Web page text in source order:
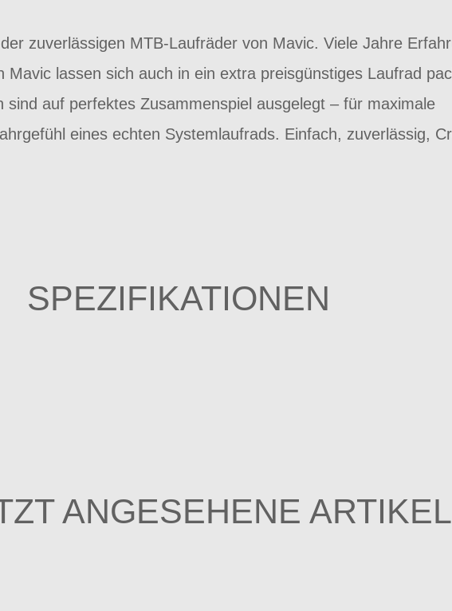
zuverlässigen MTB-Laufräder von Mavic. Viele Jahre
Mavic lassen sich auch in ein extra preisgünstiges Laufrad
sind auf perfektes Zusammenspiel ausgelegt – für maximale
eines echten Systemlaufrads. Einfach, zuverlässig,
SPEZIFIKATIONEN
ANGESEHENE ARTIKEL